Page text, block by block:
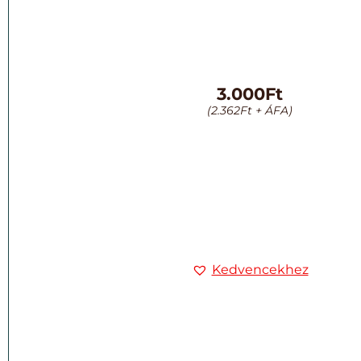
3.000Ft
(2.362Ft + ÁFA)
Kedvencekhez